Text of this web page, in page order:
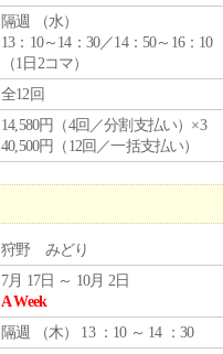
隔週 （水）
13：10～14：30／14：50～16：10
（1日2コマ）
全12回
14,580円（4回／分割支払い）×3
40,500円（12回／一括支払い）
狩野 みどり
7月 17日 ～ 10月 2日
A Week
隔週 （木） 13 ：10 ～ 14 ：30